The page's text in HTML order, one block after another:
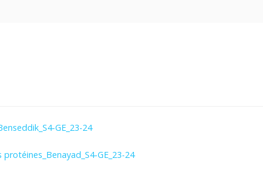
GE_23-24
GE_23-24